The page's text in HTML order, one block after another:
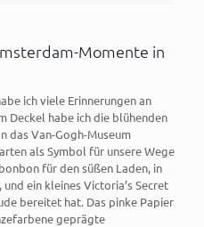
Momente in
ich viele Erinnerungen an
Deckel habe ich die blühenden
das Van-Gogh-Museum
als Symbol für unsere Wege
für den süßen Laden, in
ein kleines Victoria’s Secret
bereitet hat. Das pinke Papier
geprägte